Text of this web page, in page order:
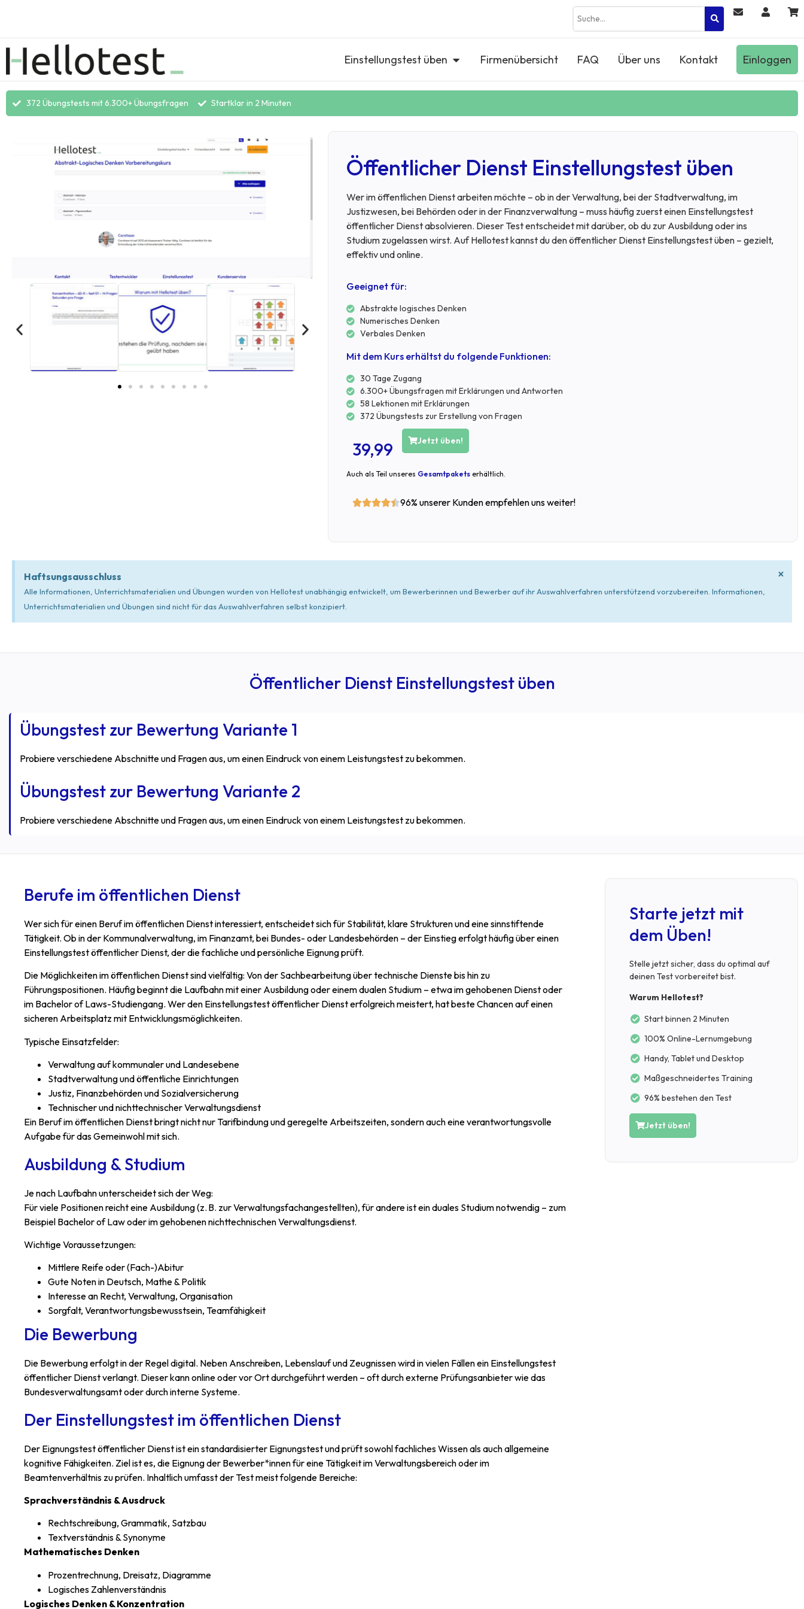
Einstellungstest üben Firmenübersicht FAQ Über uns Kontakt Einloggen
372 Übungstests mit 6.300+ Übungsfragen Startklar in 2 Minuten
Öffentlicher Dienst Einstellungstest üben
Wer im öffentlichen Dienst arbeiten möchte – ob in der Verwaltung, bei der Stadtverwaltung, im
Justizwesen, bei Behörden oder in der Finanzverwaltung – muss häufig zuerst einen Einstellungstest
öffentlicher Dienst absolvieren. Dieser Test entscheidet mit darüber, ob du zur Ausbildung oder ins
Studium zugelassen wirst. Auf Hellotest kannst du den öffentlicher Dienst Einstellungstest üben – gezielt,
effektiv und online.
Geeignet für:
Abstrakte logisches Denken
Numerisches Denken
Verbales Denken
Mit dem Kurs erhältst du folgende Funktionen:
30 Tage Zugang
6.300+ Übungsfragen mit Erklärungen und Antworten
58 Lektionen mit Erklärungen
372 Übungstests zur Erstellung von Fragen
39,99 Jetzt üben!
Auch als Teil unseres Gesamtpakets erhältlich.
96% unserer Kunden empfehlen uns weiter!
Haftsungsausschluss
Alle Informationen, Unterrichtsmaterialien und Übungen wurden von Hellotest unabhängig entwickelt, um Bewerberinnen und Bewerber auf ihr Auswahlverfahren unterstützend vorzubereiten. Informationen,
Unterrichtsmaterialien und Übungen sind nicht für das Auswahlverfahren selbst konzipiert.
×
Öffentlicher Dienst Einstellungstest üben
Übungstest zur Bewertung Variante 1
Probiere verschiedene Abschnitte und Fragen aus, um einen Eindruck von einem Leistungstest zu bekommen.
Übungstest zur Bewertung Variante 2
Probiere verschiedene Abschnitte und Fragen aus, um einen Eindruck von einem Leistungstest zu bekommen.
Berufe im öffentlichen Dienst
Wer sich für einen Beruf im öffentlichen Dienst interessiert, entscheidet sich für Stabilität, klare Strukturen und eine sinnstiftende
Tätigkeit. Ob in der Kommunalverwaltung, im Finanzamt, bei Bundes- oder Landesbehörden – der Einstieg erfolgt häufig über einen
Einstellungstest öffentlicher Dienst, der die fachliche und persönliche Eignung prüft.
Die Möglichkeiten im öffentlichen Dienst sind vielfältig: Von der Sachbearbeitung über technische Dienste bis hin zu
Führungspositionen. Häufig beginnt die Laufbahn mit einer Ausbildung oder einem dualen Studium – etwa im gehobenen Dienst oder
im Bachelor of Laws-Studiengang. Wer den Einstellungstest öffentlicher Dienst erfolgreich meistert, hat beste Chancen auf einen
sicheren Arbeitsplatz mit Entwicklungsmöglichkeiten.
Typische Einsatzfelder:
Verwaltung auf kommunaler und Landesebene
Stadtverwaltung und öffentliche Einrichtungen
Justiz, Finanzbehörden und Sozialversicherung
Technischer und nichttechnischer Verwaltungsdienst
Ein Beruf im öffentlichen Dienst bringt nicht nur Tarifbindung und geregelte Arbeitszeiten, sondern auch eine verantwortungsvolle
Aufgabe für das Gemeinwohl mit sich.
Ausbildung & Studium
Je nach Laufbahn unterscheidet sich der Weg:
Für viele Positionen reicht eine Ausbildung (z. B. zur Verwaltungsfachangestellten), für andere ist ein duales Studium notwendig – zum
Beispiel Bachelor of Law oder im gehobenen nichttechnischen Verwaltungsdienst.
Wichtige Voraussetzungen:
Mittlere Reife oder (Fach-)Abitur
Gute Noten in Deutsch, Mathe & Politik
Interesse an Recht, Verwaltung, Organisation
Sorgfalt, Verantwortungsbewusstsein, Teamfähigkeit
Die Bewerbung
Die Bewerbung erfolgt in der Regel digital. Neben Anschreiben, Lebenslauf und Zeugnissen wird in vielen Fällen ein Einstellungstest
öffentlicher Dienst verlangt. Dieser kann online oder vor Ort durchgeführt werden – oft durch externe Prüfungsanbieter wie das
Bundesverwaltungsamt oder durch interne Systeme.
Der Einstellungstest im öffentlichen Dienst
Der Eignungstest öffentlicher Dienst ist ein standardisierter Eignungstest und prüft sowohl fachliches Wissen als auch allgemeine
kognitive Fähigkeiten. Ziel ist es, die Eignung der Bewerber*innen für eine Tätigkeit im Verwaltungsbereich oder im
Beamtenverhältnis zu prüfen. Inhaltlich umfasst der Test meist folgende Bereiche:
Sprachverständnis & Ausdruck
Rechtschreibung, Grammatik, Satzbau
Textverständnis & Synonyme
Mathematisches Denken
Prozentrechnung, Dreisatz, Diagramme
Logisches Zahlenverständnis
Logisches Denken & Konzentration
Starte jetzt mit
dem Üben!
Stelle jetzt sicher, dass du optimal auf
deinen Test vorbereitet bist.
Warum Hellotest?
Start binnen 2 Minuten
100% Online-Lernumgebung
Handy, Tablet und Desktop
Maßgeschneidertes Training
96% bestehen den Test
Jetzt üben!